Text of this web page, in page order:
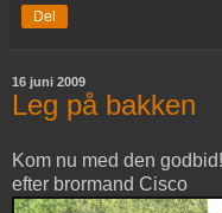
Del
16 juni 2009
Leg på bakken
Kom nu med den
efter brormand Cisco